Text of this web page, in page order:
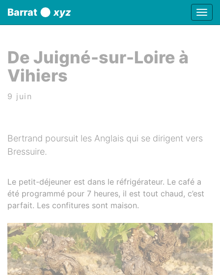
Barrat xyz
De Juigné-sur-Loire à
Vihiers
9 juin
Bertrand poursuit les Anglais qui se dirigent vers
Bressuire.
Le petit-déjeuner est dans le réfrigérateur. Le café a
été programmé pour 7 heures, il est tout chaud, c’est
parfait. Les confitures sont maison.
Panneau de gestion des cookies